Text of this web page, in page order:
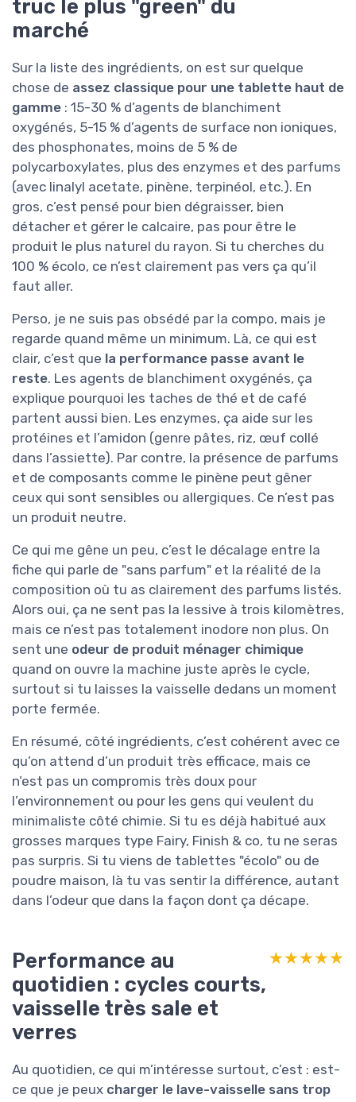
truc le plus "green" du
marché
Sur la liste des ingrédients, on est sur quelque
chose de assez classique pour une tablette haut de
gamme : 15-30 % d’agents de blanchiment
oxygénés, 5-15 % d’agents de surface non ioniques,
des phosphonates, moins de 5 % de
polycarboxylates, plus des enzymes et des parfums
(avec linalyl acetate, pinène, terpinéol, etc.). En
gros, c’est pensé pour bien dégraisser, bien
détacher et gérer le calcaire, pas pour être le
produit le plus naturel du rayon. Si tu cherches du
100 % écolo, ce n’est clairement pas vers ça qu’il
faut aller.
Perso, je ne suis pas obsédé par la compo, mais je
regarde quand même un minimum. Là, ce qui est
clair, c’est que la performance passe avant le
reste. Les agents de blanchiment oxygénés, ça
explique pourquoi les taches de thé et de café
partent aussi bien. Les enzymes, ça aide sur les
protéines et l’amidon (genre pâtes, riz, œuf collé
dans l’assiette). Par contre, la présence de parfums
et de composants comme le pinène peut gêner
ceux qui sont sensibles ou allergiques. Ce n’est pas
un produit neutre.
Ce qui me gêne un peu, c’est le décalage entre la
fiche qui parle de "sans parfum" et la réalité de la
composition où tu as clairement des parfums listés.
Alors oui, ça ne sent pas la lessive à trois kilomètres,
mais ce n’est pas totalement inodore non plus. On
sent une odeur de produit ménager chimique
quand on ouvre la machine juste après le cycle,
surtout si tu laisses la vaisselle dedans un moment
porte fermée.
En résumé, côté ingrédients, c’est cohérent avec ce
qu’on attend d’un produit très efficace, mais ce
n’est pas un compromis très doux pour
l’environnement ou pour les gens qui veulent du
minimaliste côté chimie. Si tu es déjà habitué aux
grosses marques type Fairy, Finish & co, tu ne seras
pas surpris. Si tu viens de tablettes "écolo" ou de
poudre maison, là tu vas sentir la différence, autant
dans l’odeur que dans la façon dont ça décape.
Performance au
quotidien : cycles courts,
vaisselle très sale et
verres
★★★★★
★★★★★
Au quotidien, ce qui m’intéresse surtout, c’est : est-
ce que je peux charger le lave-vaisselle sans trop